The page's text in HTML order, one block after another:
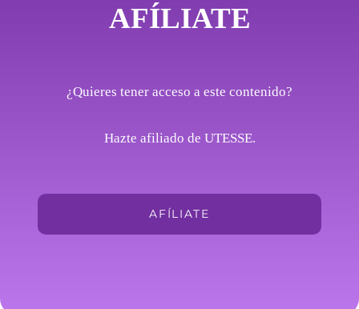
AFÍLIATE
¿Quieres tener acceso a este contenido?
Hazte afiliado de UTESSE.
AFÍLIATE